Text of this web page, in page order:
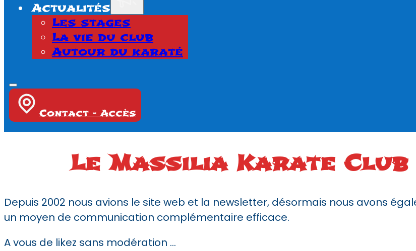
Actualités
Les stages
La vie du club
Autour du karaté
Contact - Accès
Le Massilia Karate
Depuis 2002 nous avions le site web et la newsletter, désormais nous avons
un moyen de communication complémentaire efficace.
A vous de likez sans modération …